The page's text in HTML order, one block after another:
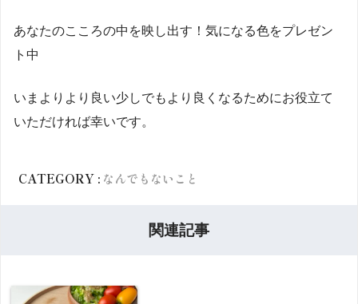
あなたのこころの中を映し出す！気になる色をプレゼン
ト中
いまよりより良い少しでもより良くなるためにお役立て
いただければ幸いです。
CATEGORY : なんでもないこと
関連記事